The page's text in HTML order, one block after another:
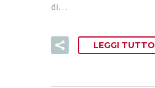
di…
LEGGI TUTTO